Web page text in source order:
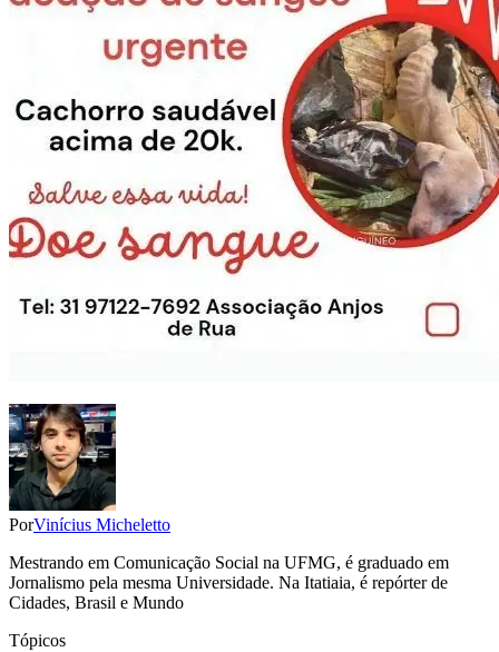
PorVinícius Micheletto
Mestrando em Comunicação Social na UFMG, é graduado em
Jornalismo pela mesma Universidade. Na Itatiaia, é repórter de
Cidades, Brasil e Mundo
Tópicos